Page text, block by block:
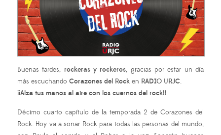
Buenas tardes, rockeras y rockeros, gracias por estar un día
más escuchando Corazones del Rock en RADIO URJC.
¡¡Alza tus manos al aire con los cuernos del rock!!
Décimo cuarto capítulo de la temporada 2 de Corazones del
Rock. Hoy va a sonar Rock para todas las personas del mundo,